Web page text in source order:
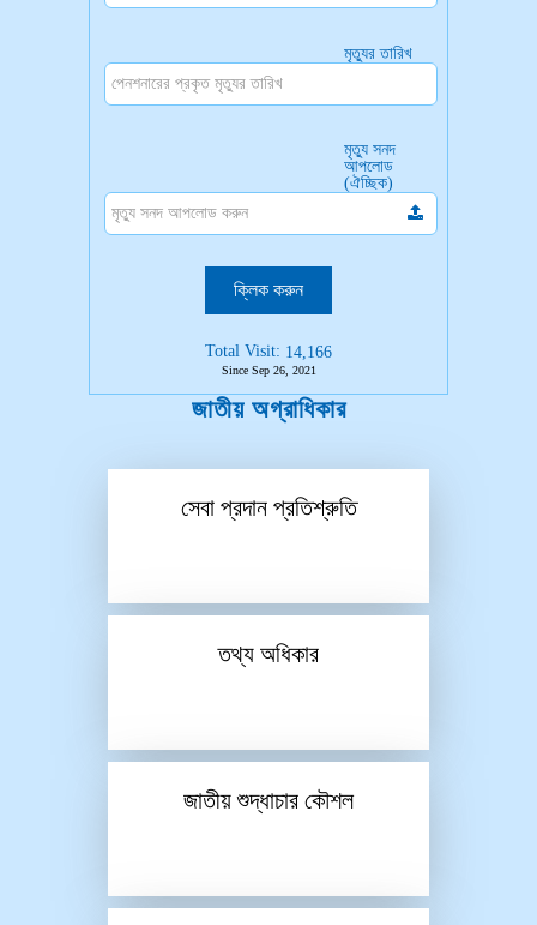
মৃত্যুর তারিখ
মৃত্যু সনদ
আপলোড
(ঐচ্ছিক)
ক্লিক করুন
Total Visit: 14,166
Since Sep 26, 2021
জাতীয় অগ্রাধিকার
সেবা প্রদান প্রতিশ্রুতি
তথ্য অধিকার
জাতীয় শুদ্ধাচার কৌশল